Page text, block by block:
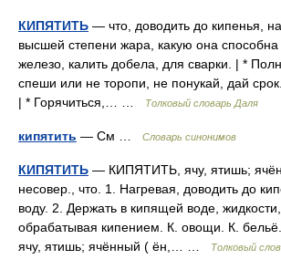
КИПЯТИТЬ — что, доводить до кипенья,
высшей степени жара, какую она способна
железо, калить добела, для сварки. | *
спеши или не торопи, не понукай, дай
| * Горячиться,… …
Толковый словарь Даля
кипятить — См … Словарь синонимов
КИПЯТИТЬ — КИПЯТИТЬ, ячу, ятишь;
несовер., что. 1. Нагревая, доводить до
воду. 2. Держать в кипящей воде,
обрабатывая кипением. К. овощи. К. бельё.
ячу, ятишь; ячённый ( ён,… …
Толковый